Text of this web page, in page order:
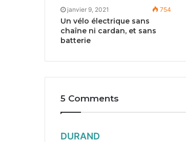
janvier 9, 2021 754
Un vélo électrique sans
chaîne ni cardan, et sans
batterie
5 Comments
DURAND